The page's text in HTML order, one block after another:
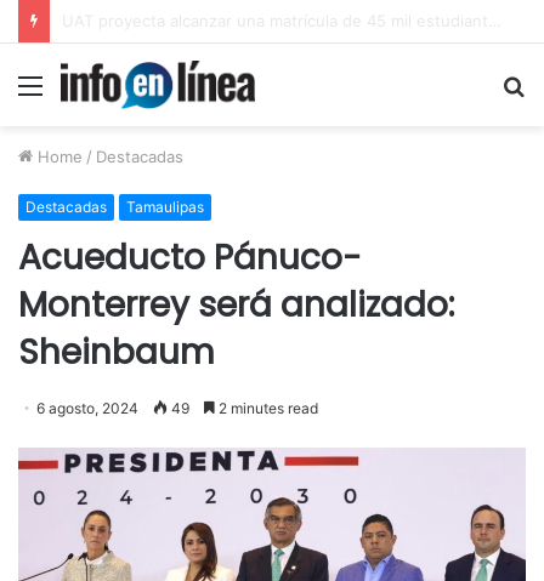
Menu
Home / Destacadas
Destacadas Tamaulipas
Acueducto Pánuco-
Monterrey será analizado:
Sheinbaum
6 agosto, 2024 49 2 minutes read